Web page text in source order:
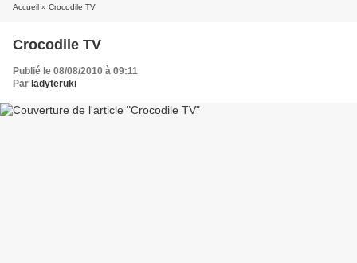
Accueil » Crocodile TV
Crocodile TV
Publié le 08/08/2010 à 09:11
Par ladyteruki